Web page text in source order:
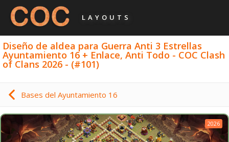
LAYOUTS
Diseño de aldea para Guerra Anti 3 Estrellas
Ayuntamiento 16 + Enlace, Anti Todo - COC Clash
of Clans 2026 - (#101)
Bases del Ayuntamiento 16
2026